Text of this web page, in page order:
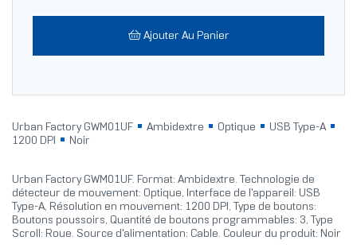
Ajouter Au Panier
Urban Factory GWM01UF Ambidextre Optique
USB Type-A
1200 DPI
Noir
Urban Factory GWM01UF. Format: Ambidextre. Technologie de
détecteur de mouvement: Optique, Interface de l'appareil: USB
Type-A, Résolution en mouvement: 1200 DPI, Type de boutons:
Boutons poussoirs, Quantité de boutons programmables: 3, Type
Scroll: Roue. Source d'alimentation: Cable. Couleur du produit: Noir